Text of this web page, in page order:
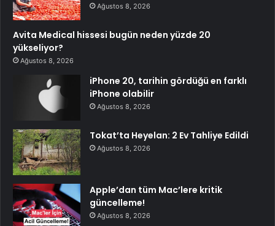
Ağustos 8, 2026
Avita Medical hissesi bugün neden yüzde 20
yükseliyor?
Ağustos 8, 2026
iPhone 20, tarihin gördüğü en farklı
iPhone olabilir
Ağustos 8, 2026
Tokat’ta Heyelan: 2 Ev Tahliye Edildi
Ağustos 8, 2026
Apple’dan tüm Mac’lere kritik
güncelleme!
Ağustos 8, 2026